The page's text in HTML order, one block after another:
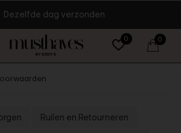
0 0
Dezelfde dag verzonden
Ruilen en Retourneren